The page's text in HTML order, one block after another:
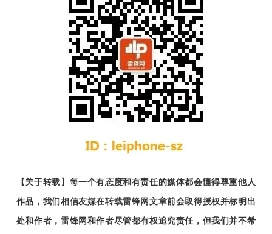
【关于转载】每一个有态度和有责任的媒体都会懂得尊重他人
作品，我们相信友媒在转载雷锋网文章前会取得授权并标明出
处和作者，雷锋网和作者尽管都有权追究责任，但我们并不希